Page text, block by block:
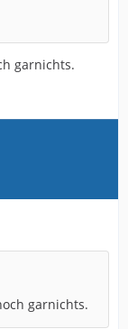
garnichts.
garnichts.